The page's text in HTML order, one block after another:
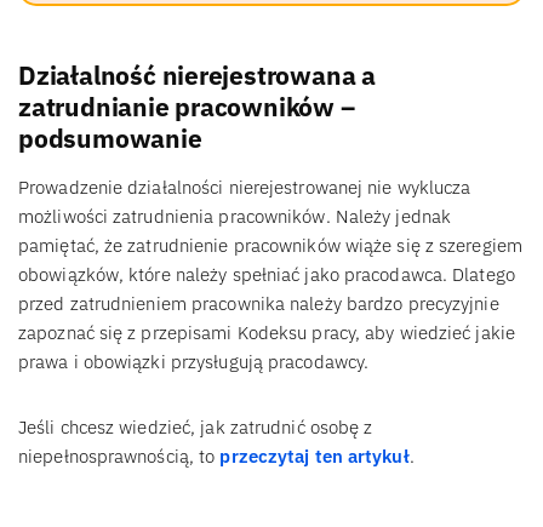
Działalność nierejestrowana a
zatrudnianie pracowników –
podsumowanie
Prowadzenie działalności nierejestrowanej nie wyklucza
możliwości zatrudnienia pracowników. Należy jednak
pamiętać, że zatrudnienie pracowników wiąże się z szeregiem
obowiązków, które należy spełniać jako pracodawca. Dlatego
przed zatrudnieniem pracownika należy bardzo precyzyjnie
zapoznać się z przepisami Kodeksu pracy, aby wiedzieć jakie
prawa i obowiązki przysługują pracodawcy.
Jeśli chcesz wiedzieć, jak zatrudnić osobę z
niepełnosprawnością, to przeczytaj ten artykuł.